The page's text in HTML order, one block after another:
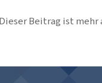
Dieser Beitrag ist mehr